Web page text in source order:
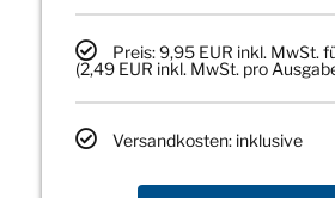
Preis: 9,95 EUR inkl. MwSt.
(2,49 EUR inkl. MwSt. pro
Versandkosten: inklusive